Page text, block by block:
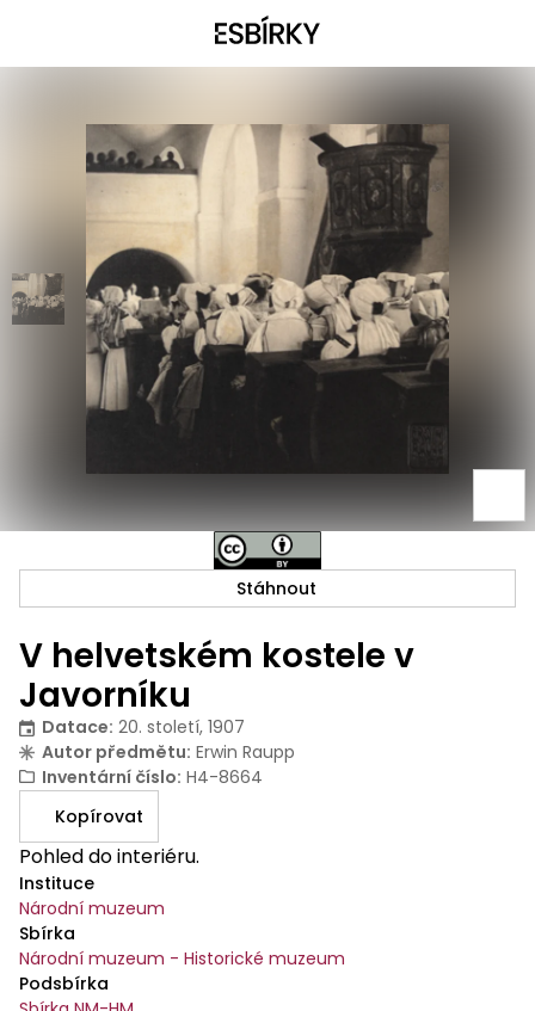
V helvetském kostele v
Javorníku
Datace: 20. století, 1907
Autor předmětu: Erwin Raupp
Inventární číslo: H4-8664
Kopírovat
Pohled do interiéru.
Instituce
Národní muzeum
Sbírka
Národní muzeum - Historické muzeum
Podsbírka
Stáhnout